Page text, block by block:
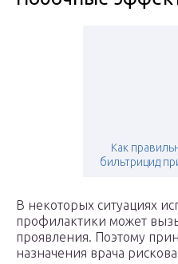
Как
бильтрицид
В некоторых ситуациях
профилактики может
проявления. Поэтому
назначения врача